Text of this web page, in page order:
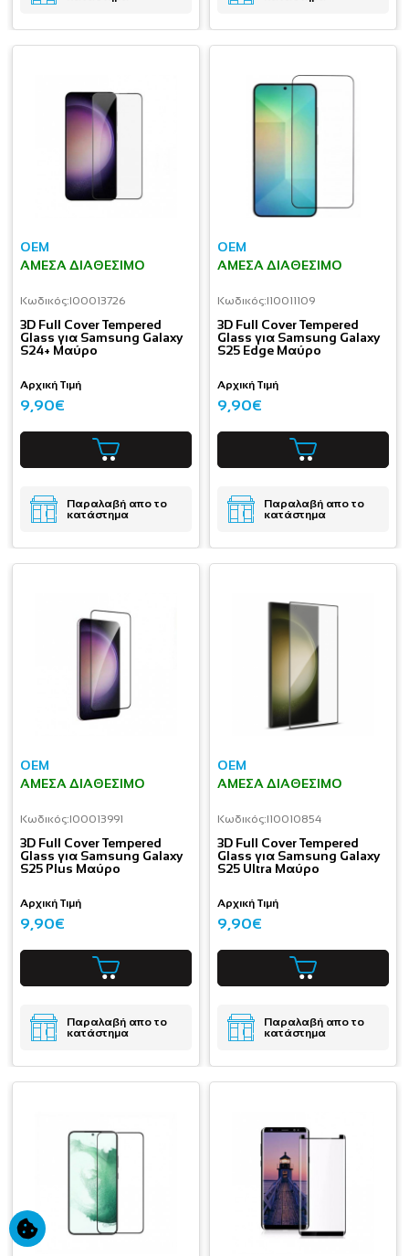
OEM
ΆΜΕΣΑ ΔΙΑΘΈΣΙΜΟ
Κωδικός:I00013726
3D Full Cover Tempered
Glass για Samsung Galaxy
S24+ Μαύρο
Αρχική Τιμή
9,90€
Παραλαβή απο το
κατάστημα
OEM
ΆΜΕΣΑ ΔΙΑΘΈΣΙΜΟ
Κωδικός:I10011109
3D Full Cover Tempered
Glass για Samsung Galaxy
S25 Edge Μαύρο
Αρχική Τιμή
9,90€
Παραλαβή απο το
κατάστημα
OEM
ΆΜΕΣΑ ΔΙΑΘΈΣΙΜΟ
Κωδικός:I00013991
3D Full Cover Tempered
Glass για Samsung Galaxy
S25 Plus Μαύρο
Αρχική Τιμή
9,90€
Παραλαβή απο το
κατάστημα
OEM
ΆΜΕΣΑ ΔΙΑΘΈΣΙΜΟ
Κωδικός:I10010854
3D Full Cover Tempered
Glass για Samsung Galaxy
S25 Ultra Μαύρο
Αρχική Τιμή
9,90€
Παραλαβή απο το
κατάστημα